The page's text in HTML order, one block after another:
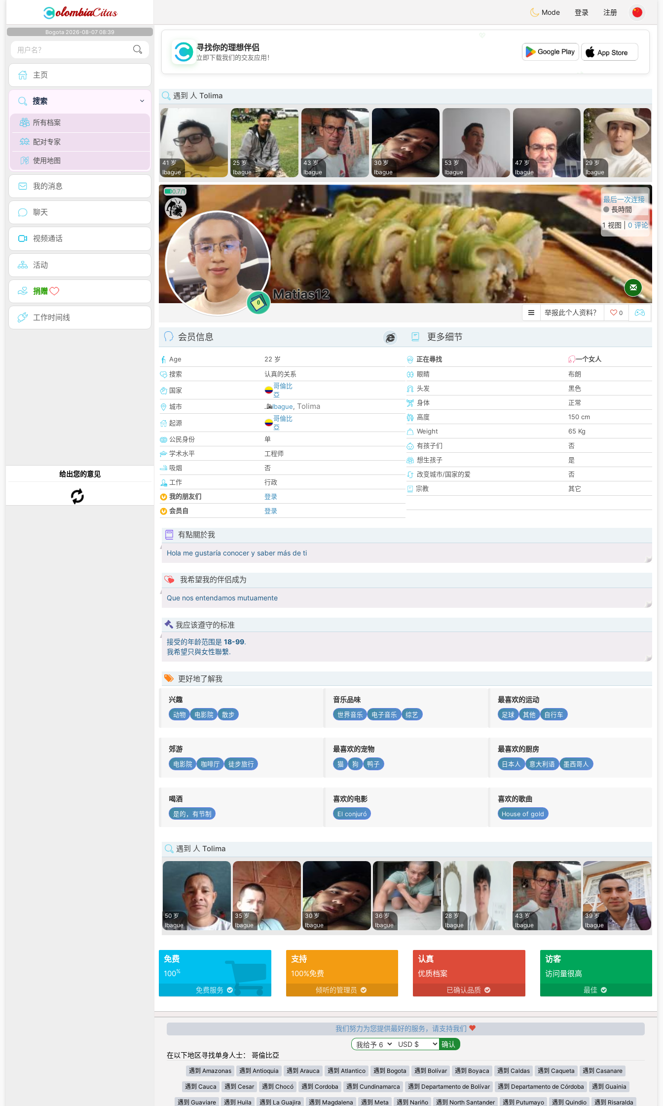
olombiaCitas Mode 登录 注册
Bogota 2026-08-07 08:39
主页
搜索
所有档案
配对专家
使用地图
我的消息
聊天
视频通话
活动
捐赠
工作时间线
给出您的意见
💖
💕
寻找你的理想伴侣
立即下载我们的交友应用！
遇到 人 Tolima
41 岁
Ibague
25 岁
Ibague
43 岁
Ibague
30 岁
Ibague
53 岁
Ibague
47 岁
Ibague
29 岁
Ibague
0.7/1
0
Matias12
最后一次连接
長時間
1 视图 | 0 评论
举报此个人资料？ 0
会员信息
Age
22 岁
搜索
认真的关系
国家
哥倫比
亞
城市
Ibague, Tolima
起源
哥倫比
亞
公民身份
单
学术水平
工程师
吸烟
否
工作
行政
我的朋友们
登录
会员自
登录
更多细节
正在尋找
一个女人
眼睛
布朗
头发
黑色
身体
正常
高度
150 cm
Weight
65 Kg
有孩子们
否
想生孩子
是
改变城市/国家的爱
否
宗教
其它
有點關於我
Hola me gustaría conocer y saber más de ti
我希望我的伴侣成为
Que nos entendamos mutuamente
我应该遵守的标准
接受的年龄范围是 18-99.
我希望只與女性聯繫.
更好地了解我
兴趣
动物 电影院 散步
音乐品味
世界音乐 电子音乐 综艺
最喜欢的运动
足球 其他 自行车
郊游
电影院 咖啡厅 徒步旅行
最喜欢的宠物
猫 狗 鸭子
最喜欢的厨房
日本人 意大利语 墨西哥人
喝酒
是的，有节制
喜欢的电影
El conjuró
喜欢的歌曲
House of gold
遇到 人 Tolima
50 岁
Ibague
35 岁
Ibague
30 岁
Ibague
36 岁
Ibague
28 岁
Ibague
43 岁
Ibague
39 岁
Ibague
免费
100%
免费服务
支持
100%免费
倾听的管理员
认真
优质档案
已确认品质
访客
访问量很高
最佳
我们努力为您提供最好的服务，请支持我们
在以下地区寻找单身人士： 哥倫比亞
遇到 Amazonas 遇到 Antioquia 遇到 Arauca 遇到 Atlantico 遇到 Bogota 遇到 Bolívar 遇到 Boyaca 遇到 Caldas 遇到 Caqueta 遇到 Casanare
遇到 Cauca 遇到 Cesar 遇到 Chocó 遇到 Cordoba 遇到 Cundinamarca 遇到 Departamento de Bolívar 遇到 Departamento de Córdoba 遇到 Guainia
遇到 Guaviare 遇到 Huila 遇到 La Guajira 遇到 Magdalena 遇到 Meta 遇到 Nariño 遇到 North Santander 遇到 Putumayo 遇到 Quindio 遇到 Risaralda